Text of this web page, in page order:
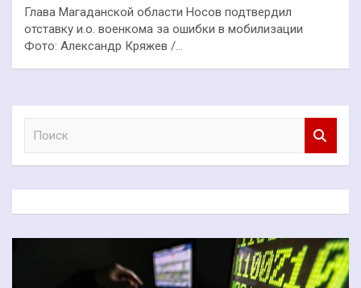
Глава Магаданской области Носов подтвердил
отставку и.о. военкома за ошибки в мобилизации
Фото: Александр Кряжев /…
к